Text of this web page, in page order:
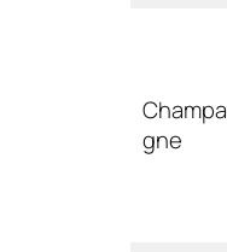
Champa
gne